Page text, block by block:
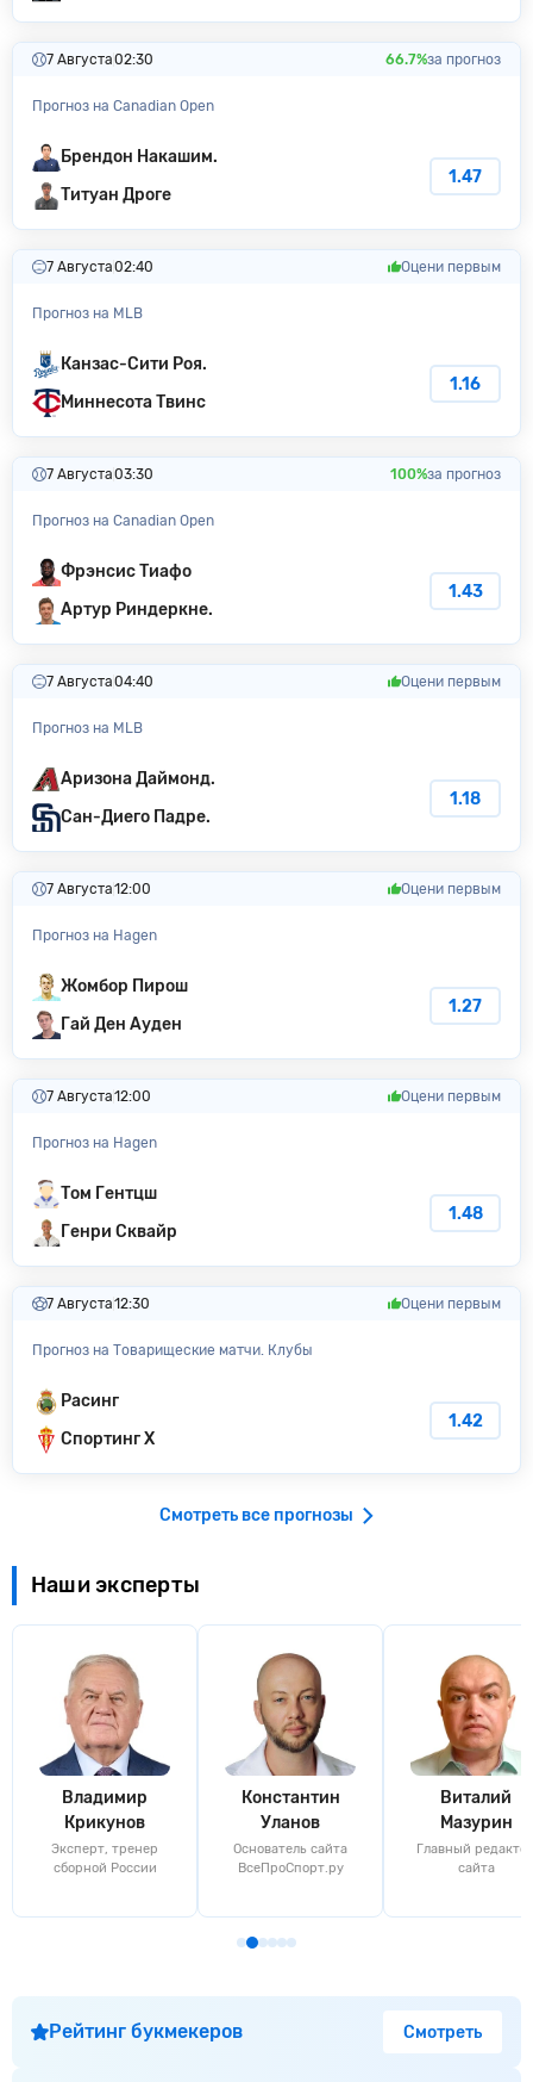
7 Августа02:30 66.7%за прогноз
Прогноз на Canadian Open
Брендон Накашим.
Титуан Дроге
1.47
7 Августа02:40 Оцени первым
Прогноз на MLB
Канзас-Сити Poя.
Миннесота Твинс
1.16
7 Августа03:30 100%за прогноз
Прогноз на Canadian Open
Фрэнсис Тиафо
Артур Риндеркне.
1.43
7 Августа04:40 Оцени первым
Прогноз на MLB
Аризона Даймонд.
Сан-Диего Падре.
1.18
7 Августа12:00 Оцени первым
Прогноз на Hagen
Жомбор Пирош
Гай Ден Ауден
1.27
7 Августа12:00 Оцени первым
Прогноз на Hagen
Том Гентцш
Генри Сквайр
1.48
7 Августа12:30 Оцени первым
Прогноз на Товарищеские матчи. Клубы
Расинг
Спортинг Х
1.42
Смотреть все прогнозы
Наши эксперты
Владимир
Крикунов
Эксперт, тренер
сборной России
Константин
Уланов
Основатель сайта
ВсеПроСпорт.ру
Виталий
Мазурин
Главный
сайта
Рейтинг букмекеров Смотреть